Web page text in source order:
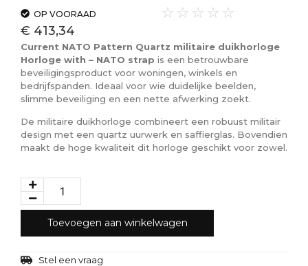
OP VOORAAD ☆ ☆ ☆ ☆ ☆
€ 413,34
Current NATO Pattern Quartz militaire duikhorloge
Horloge with – NATO strap is een betrouwbare
beveiligingsproduct voor woningen, winkels en
bedrijfspanden. Ideaal voor wie duidelijke beelden,
slimme beveiliging en een nette afwerking zoekt.
De militaire duikhorloge combineert een robuust militair
design met een quartz uurwerk en saffierglas. Bovendien
maakt de hoge kwaliteit dit horloge geschikt voor zowel.
Toevoegen aan winkelwagen
Stel een vraag